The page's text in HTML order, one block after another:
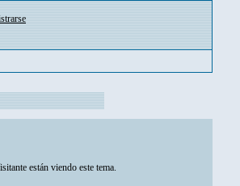
están viendo este tema.